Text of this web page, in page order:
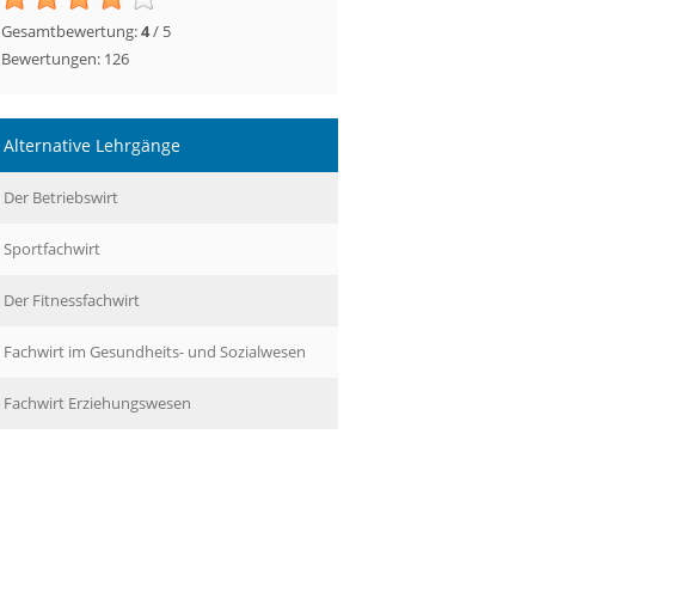
Gesamtbewertung:4/ 5
Bewertungen: 126
Alternative Lehrgänge
Der Betriebswirt
Sportfachwirt
Der Fitnessfachwirt
Fachwirt im Gesundheits- und Sozialwesen
Fachwirt Erziehungswesen